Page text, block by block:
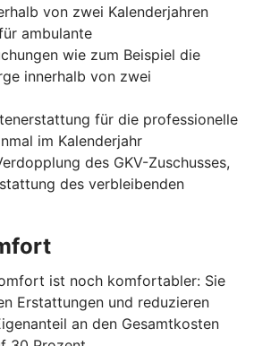
von zwei Kalenderjahren
ambulante
wie zum Beispiel die
innerhalb von zwei
für die professionelle
im Kalenderjahr
des GKV-Zuschusses,
des verbleibenden
ist noch komfortabler: Sie
Erstattungen und reduzieren
an den Gesamtkosten